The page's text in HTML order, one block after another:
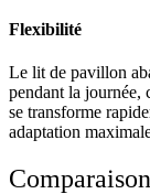
Flexibilité
Le lit de pavillon
pendant la journée,
se transforme
adaptation